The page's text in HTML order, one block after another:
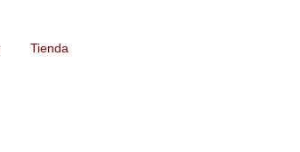
Tienda